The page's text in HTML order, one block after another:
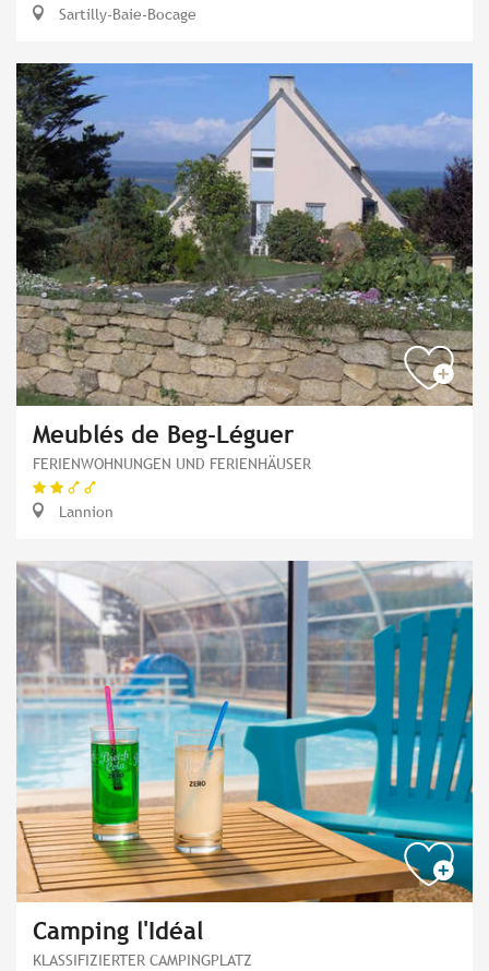
Sartilly-Baie-Bocage
Meublés de Beg-Léguer
FERIENWOHNUNGEN UND FERIENHÄUSER
Lannion
Camping l'Idéal
KLASSIFIZIERTER CAMPINGPLATZ